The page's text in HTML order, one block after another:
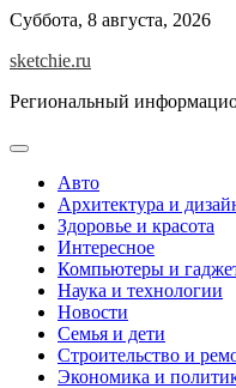
Skip
content
Суббота, 8 августа, 2026
sketchie.ru
Региональный
Авто
Архитектура и
Здоровье и красота
Интересное
Компьютеры и
Наука и технологии
Новости
Семья и дети
Строительство и
Экономика и